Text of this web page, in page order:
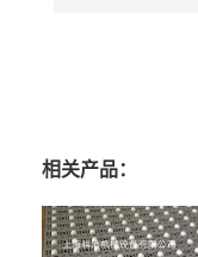
相关产品：